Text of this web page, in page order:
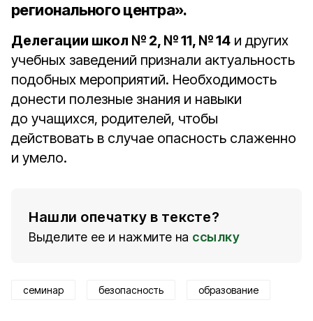
регионального центра».
Делегации школ № 2, № 11, № 14 и других
учебных заведений признали актуальность
подобных мероприятий. Необходимость
донести полезные знания и навыки
до учащихся, родителей, чтобы
действовать в случае опасность слаженно
и умело.
Нашли опечатку в тексте?
Выделите ее и нажмите на ссылку
семинар безопасность образование